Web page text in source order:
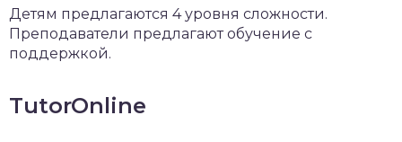
Детям предлагаются 4 уровня сложности.
Преподаватели предлагают обучение с
поддержкой.
TutorOnline